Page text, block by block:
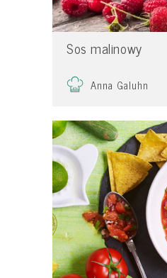
Sos malinowy
Anna Galuhn